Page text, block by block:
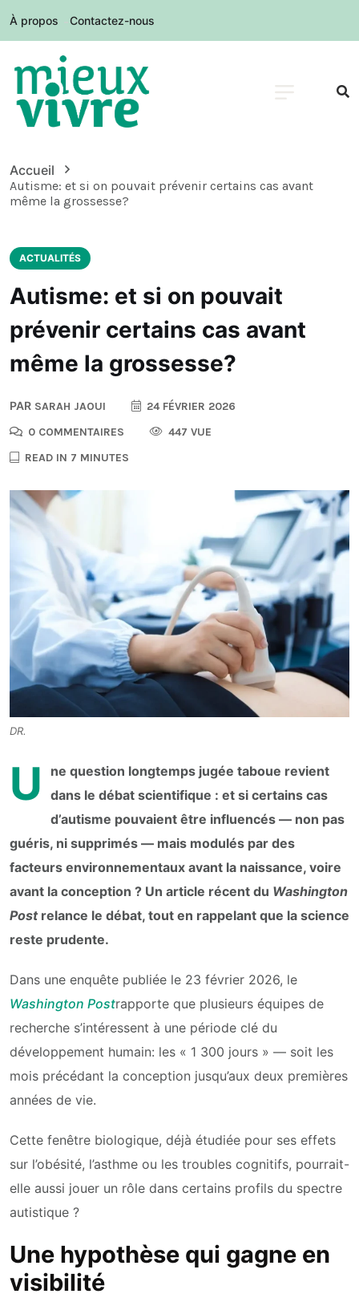
À propos Contactez-nous
Accueil
Autisme: et si on pouvait prévenir certains cas avant
même la grossesse?
ACTUALITÉS
Autisme: et si on pouvait
prévenir certains cas avant
même la grossesse?
PAR SARAH JAOUI
24 FÉVRIER 2026
0 COMMENTAIRES
447 VUE
READ IN 7 MINUTES
DR.
U
ne question longtemps jugée taboue revient
dans le débat scientifique : et si certains cas
d’autisme pouvaient être influencés — non pas
guéris, ni supprimés — mais modulés par des
facteurs environnementaux avant la naissance, voire
avant la conception ? Un article récent du Washington
Postrelance le débat, tout en rappelant que la science
reste prudente.
Dans une enquête publiée le 23 février 2026, le
Washington Postrapporte que plusieurs équipes de
recherche s’intéressent à une période clé du
développement humain: les « 1 300 jours » — soit les
mois précédant la conception jusqu’aux deux premières
années de vie.
Cette fenêtre biologique, déjà étudiée pour ses effets
sur l’obésité, l’asthme ou les troubles cognitifs, pourrait-
elle aussi jouer un rôle dans certains profils du spectre
autistique ?
Une hypothèse qui gagne en
visibilité